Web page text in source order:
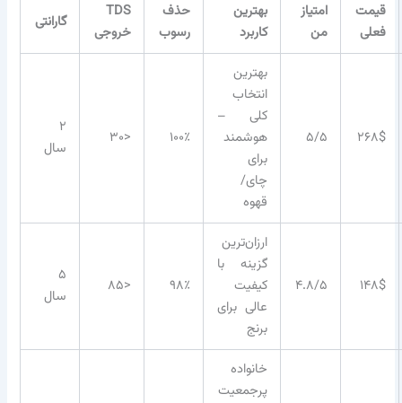
قیمت
فعلی
امتیاز
من
بهترین
کاربرد
حذف
رسوب
TDS
خروجی
گارانتی
۲۶۸$ ۵/۵
بهترین
انتخاب
کلی –
هوشمند
برای
چای/
قهوه
۱۰۰٪ <۳۰
۲
سال
۱۴۸$ ۴.۸/۵
ارزان‌ترین
گزینه با
کیفیت
عالی برای
برنج
۹۸٪ <۸۵
۵
سال
خانواده
پرجمعیت